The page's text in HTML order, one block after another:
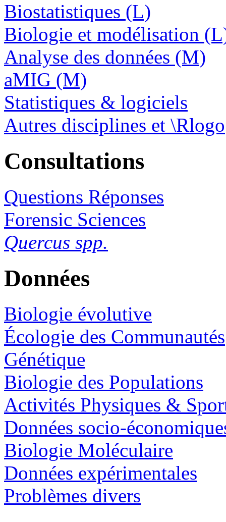
Biostatistiques (L)
Biologie et modélisation
Analyse des données (M)
aMIG (M)
Statistiques & logiciels
Autres disciplines et \Rlogo
Consultations
Questions Réponses
Forensic Sciences
Quercus spp.
Données
Biologie évolutive
Écologie des Communautés
Génétique
Biologie des Populations
Activités Physiques &
Données socio-
Biologie Moléculaire
Données expérimentales
Problèmes divers